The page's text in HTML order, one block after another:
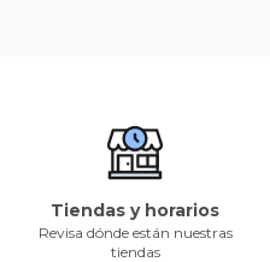
Tiendas y horarios
Revisa dónde están nuestras
tiendas